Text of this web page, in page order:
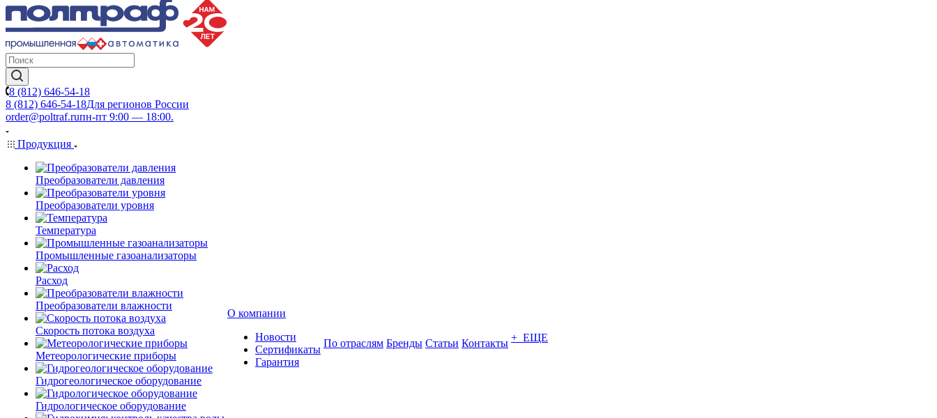
8 (812) 646-54-18
8 (812) 646-54-18Для регионов России
order@poltraf.ruпн-пт 9:00 — 18:00.
Продукция
Преобразователи давления
Преобразователи уровня
Температура
Промышленные газоанализаторы
Расход
Преобразователи влажности
Скорость потока воздуха
Метеорологические приборы
Гидрогеологическое оборудование
Гидрологическое оборудование
О компании
Новости
Сертификаты
Гарантия
По отраслям Бренды Статьи Контакты + ЕЩЕ